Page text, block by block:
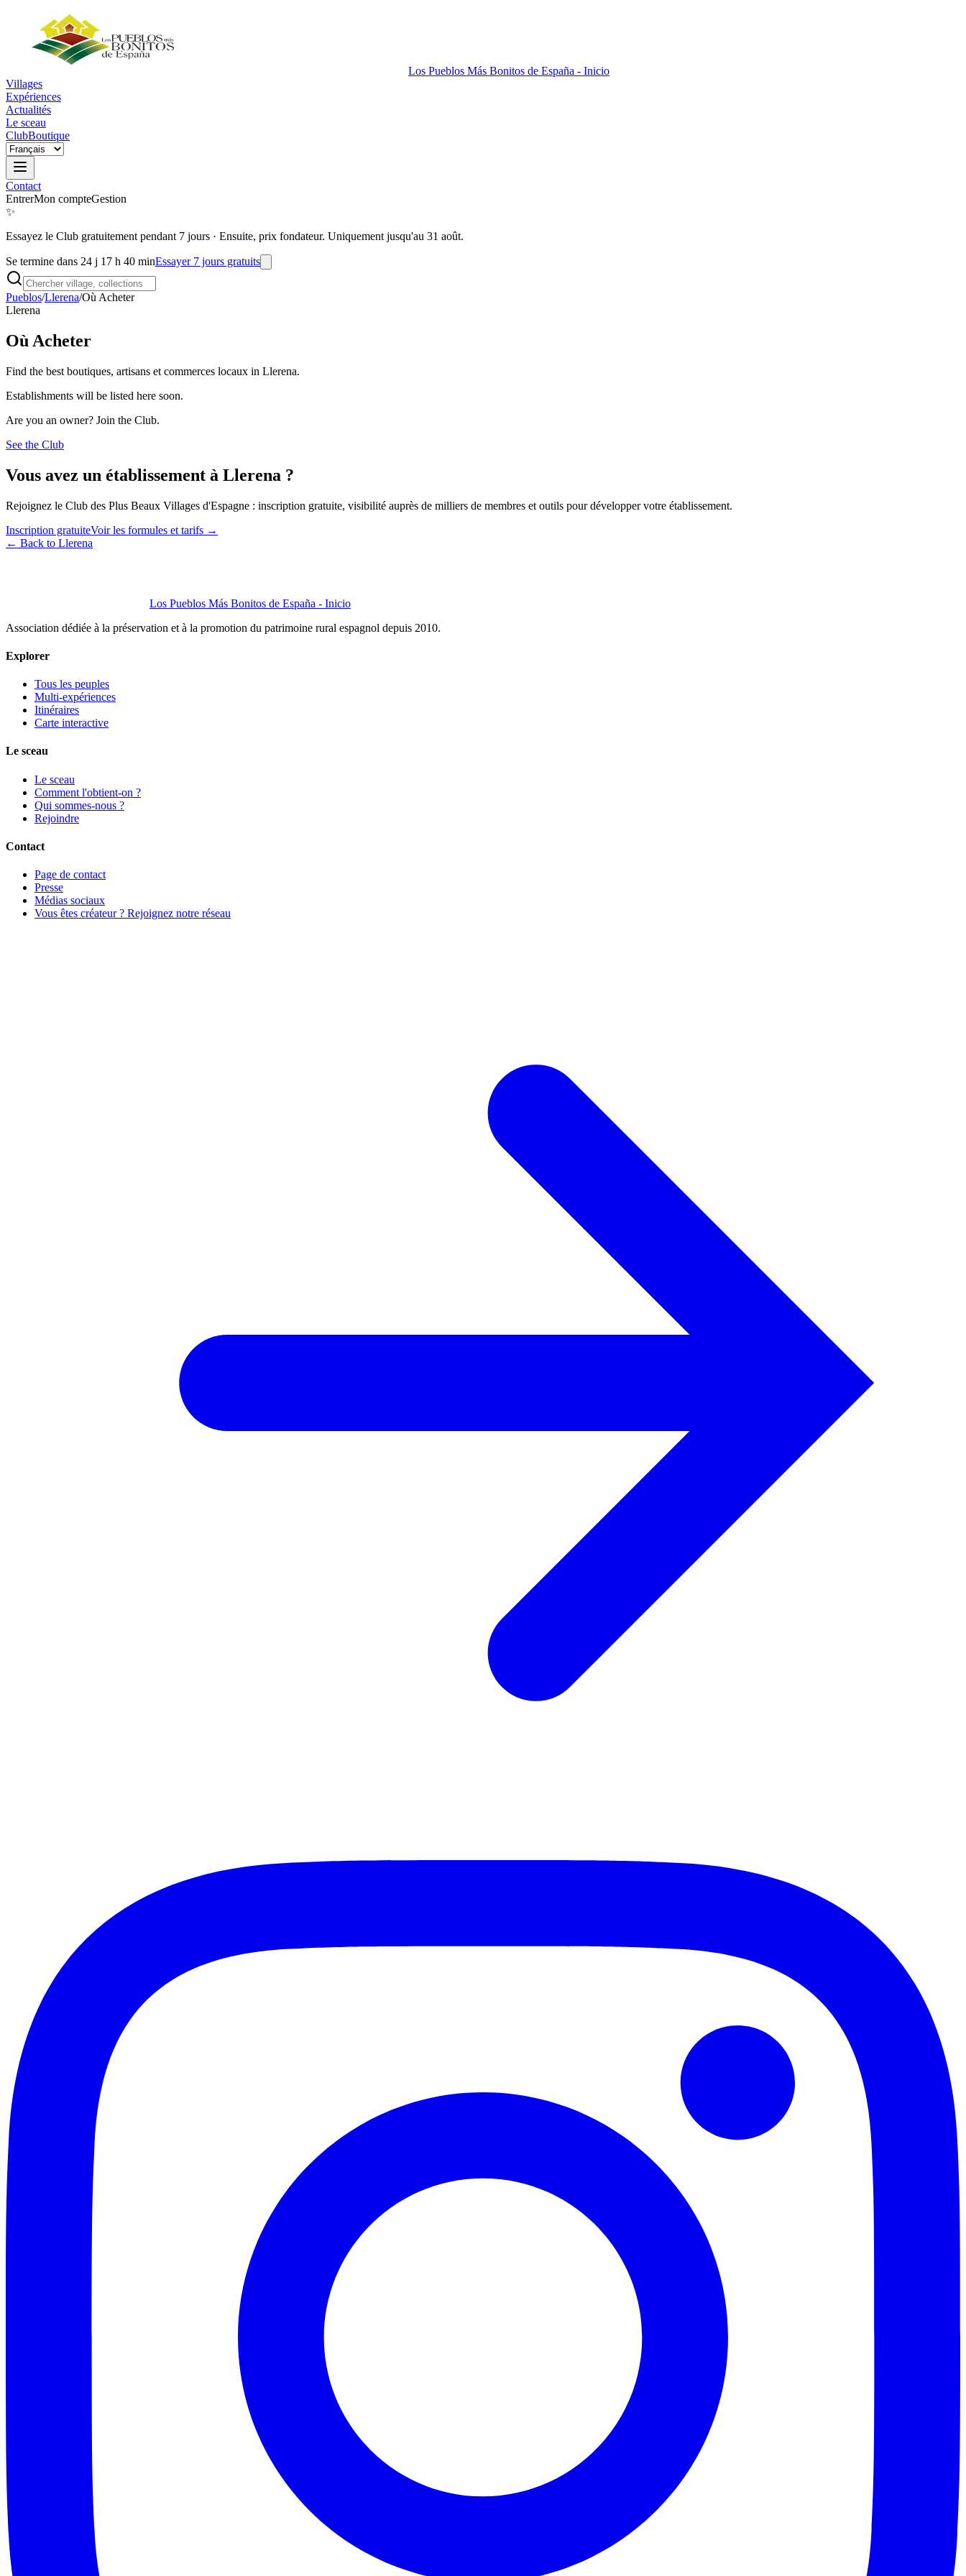
Los Pueblos Más Bonitos de España - Inicio
Villages
Expériences
Actualités
Le sceau
ClubBoutique
Contact
EntrerMon compteGestion
✨
Essayez le Club gratuitement pendant 7 jours · Ensuite, prix fondateur. Uniquement jusqu'au 31 août.
Se termine dans 24 j 17 h 40 minEssayer 7 jours gratuits
Pueblos/Llerena/Où Acheter
Llerena
Où Acheter
Find the best boutiques, artisans et commerces locaux in Llerena.
Establishments will be listed here soon.
Are you an owner? Join the Club.
See the Club
Vous avez un établissement à Llerena ?
Rejoignez le Club des Plus Beaux Villages d'Espagne : inscription gratuite, visibilité auprès de milliers de membres et outils pour développer votre établissement.
Inscription gratuiteVoir les formules et tarifs →
← Back to Llerena
Los Pueblos Más Bonitos de España - Inicio
Association dédiée à la préservation et à la promotion du patrimoine rural espagnol depuis 2010.
Explorer
Tous les peuples
Multi-expériences
Itinéraires
Carte interactive
Le sceau
Le sceau
Comment l'obtient-on ?
Qui sommes-nous ?
Rejoindre
Contact
Page de contact
Presse
Médias sociaux
Vous êtes créateur ? Rejoignez notre réseau